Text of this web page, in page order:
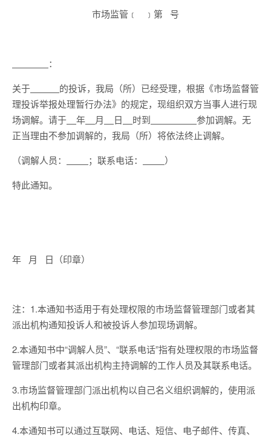
市场监管﹝ ﹞第 号
：
关于
的投诉，我局（所）已经受理，根据《市场监督管
理投诉举报处理暂行办法》的规定，现组织双方当事人进行现
场调解。请于
年 月 日 时到
参加调解。无
正当理由不参加调解的，我局（所）将依法终止调解。
（调解人员：
；联系电话：
）
特此通知。
年 月 日（印章）
注：1.本通知书适用于有处理权限的市场监督管理部门或者其
派出机构通知投诉人和被投诉人参加现场调解。
2.本通知书中“调解人员”、“联系电话”指有处理权限的市场监督
管理部门或者其派出机构主持调解的工作人员及其联系电话。
3.市场监督管理部门派出机构以自己名义组织调解的，使用派
出机构印章。
4.本通知书可以通过互联网、电话、短信、电子邮件、传真、